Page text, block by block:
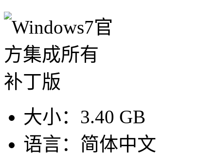
大小： 3.40 GB
语言： 简体中文